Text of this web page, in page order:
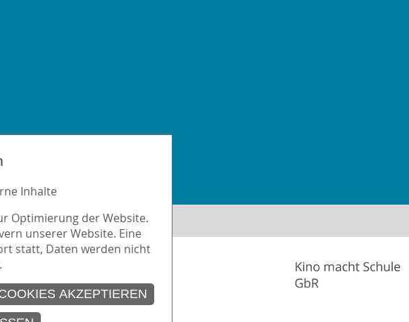
Inhalte
Optimierung der Website.
unserer Website. Eine
statt, Daten werden nicht
AKZEPTIEREN